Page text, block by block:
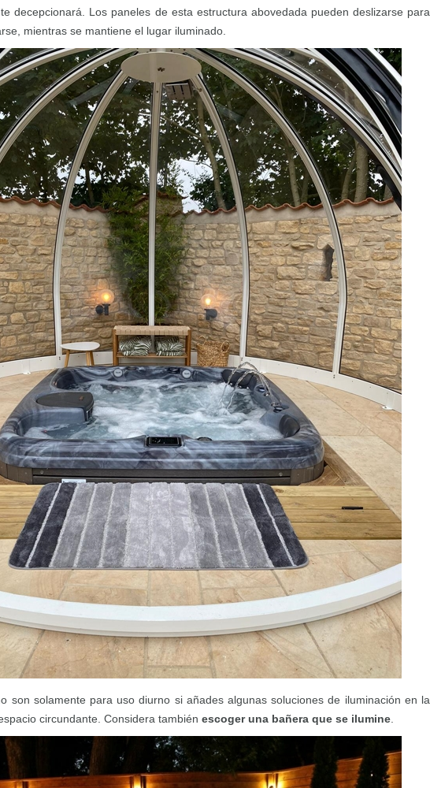
decepcionará. Los paneles de esta estructura abovedada pueden deslizarse para
mientras se mantiene el lugar iluminado.
son solamente para uso diurno si añades algunas soluciones de iluminación en la
circundante. Considera también escoger una bañera que se ilumine